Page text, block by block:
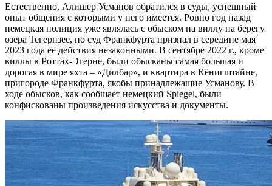
Естественно, Алишер Усманов обратился в суды, успешный
опыт общения с которыми у него имеется. Ровно год назад
немецкая полиция уже являлась с обыском на виллу на берегу
озера Тегернзее, но суд Франкфурта признал в середине мая
2023 года ее действия незаконными. В сентябре 2022 г., кроме
виллы в Роттах-Эгерне, были обысканы самая большая и
дорогая в мире яхта – «Дилбар», и квартира в Кёнигштайне,
пригороде Франкфурта, якобы принадлежащие Усманову. В
ходе обысков, как сообщает немецкий Spiegel, были
конфискованы произведения искусства и документы.